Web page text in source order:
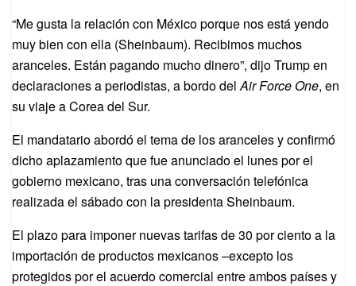
“Me gusta la relación con México porque nos está yendo
muy bien con ella (Sheinbaum). Recibimos muchos
aranceles. Están pagando mucho dinero”, dijo Trump en
declaraciones a periodistas, a bordo delAir Force One, en
su viaje a Corea del Sur.
El mandatario abordó el tema de los aranceles y confirmó
dicho aplazamiento que fue anunciado el lunes por el
gobierno mexicano, tras una conversación telefónica
realizada el sábado con la presidenta Sheinbaum.
El plazo para imponer nuevas tarifas de 30 por ciento a la
importación de productos mexicanos –excepto los
protegidos por el acuerdo comercial entre ambos países y